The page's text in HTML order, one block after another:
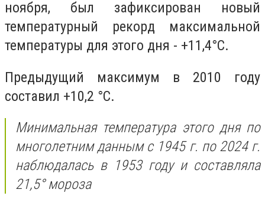
ноября, был зафиксирован новый
температурный рекорд максимальной
температуры для этого дня - +11,4°С.
Предыдущий максимум в 2010 году
составил +10,2 °С.
Минимальная температура этого дня по
многолетним данным с 1945 г. по 2024 г.
наблюдалась в 1953 году и составляла
21,5° мороза